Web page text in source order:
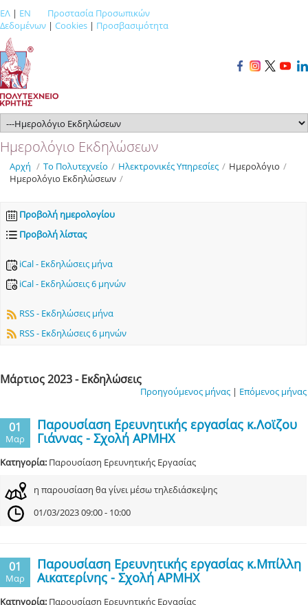
ΕΛ | EN
Προστασία Προσωπικών
Δεδομένων | Cookies | Προσβασιμότητα
Ημερολόγιο Εκδηλώσεων
Αρχή / Το Πολυτεχνείο / Ηλεκτρονικές Υπηρεσίες / Ημερολόγιο /
Ημερολόγιο Εκδηλώσεων /
Προβολή ημερολογίου
Προβολή λίστας
iCal - Εκδηλώσεις μήνα
iCal - Εκδηλώσεις 6 μηνών
RSS - Εκδηλώσεις μήνα
RSS - Εκδηλώσεις 6 μηνών
Μάρτιος 2023 - Εκδηλώσεις
Προηγούμενος μήνας| Επόμενος μήνας
01
Μαρ
Παρουσίαση Ερευνητικής εργασίας κ.Λοϊζου
Γιάννας - Σχολή ΑΡΜΗΧ
Κατηγορία: Παρουσίαση Ερευνητικής Εργασίας
η παρουσίαση θα γίνει μέσω τηλεδιάσκεψης
01/03/2023 09:00 - 10:00
01
Μαρ
Παρουσίαση Ερευνητικής εργασίας κ.Μπίλλη
Αικατερίνης - Σχολή ΑΡΜΗΧ
Κατηγορία: Παρουσίαση Ερευνητικής Εργασίας